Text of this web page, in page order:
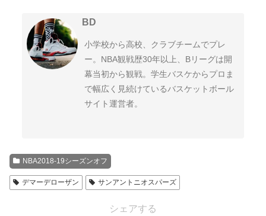
BD
小学校から高校、クラブチームでプレ
ー。NBA観戦歴30年以上、Bリーグは開
幕当初から観戦。学生バスケからプロま
で幅広く見続けているバスケットボール
サイト運営者。
NBA2018-19シーズンオフ
デマーデローザン サンアントニオスパーズ
シェアする